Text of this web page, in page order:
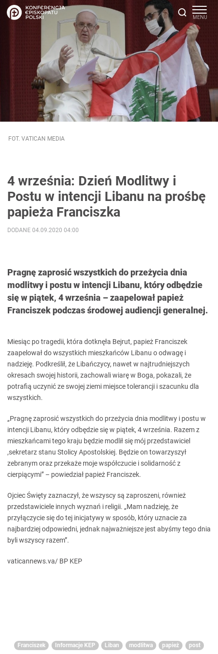
FOT. VATICAN MEDIA
4 września: Dzień Modlitwy i
Postu w intencji Libanu na prośbę
papieża Franciszka
Pragnę zaprosić wszystkich do przeżycia dnia
modlitwy i postu w intencji Libanu, który odbędzie
się w piątek, 4 września – zaapelował papież
Franciszek podczas środowej audiencji generalnej.
DODANE 04.09.2020 04:00
Miesiąc po tragedii, która dotknęła Bejrut, papież Franciszek
zaapelował do wszystkich mieszkańców Libanu o odwagę i
nadzieję. Podkreślił, że Libańczycy, nawet w najtrudniejszych
okresach swojej historii, zachowali wiarę w Boga, pokazali, że
potrafią uczynić ze swojej ziemi miejsce tolerancji i szacunku dla
wszystkich.
„Pragnę zaprosić wszystkich do przeżycia dnia modlitwy i postu w
intencji Libanu, który odbędzie się w piątek, 4 września. Razem z
mieszkańcami tego kraju będzie modlił się mój przedstawiciel
,sekretarz stanu Stolicy Apostolskiej. Będzie on towarzyszył
zebranym oraz przekaże moje współczucie i solidarność z
cierpiącymi” – powiedział papież Franciszek.
Ojciec Święty zaznaczył, że wszyscy są zaproszeni, również
przedstawiciele innych wyznań i religii. „Mam nadzieję, że
przyłączycie się do tej inicjatywy w sposób, który uznacie za
najbardziej odpowiedni, jednak najważniejsze jest abyśmy tego dnia
byli wszyscy razem”.
vaticannews.va/ BP KEP
Franciszek Informacje KEP Liban modlitwa papież post